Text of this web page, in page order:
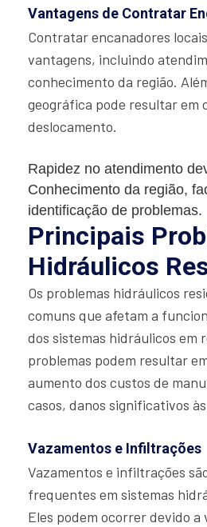
Vantagens de Contratar
Contratar encanadores
vantagens, incluindo
conhecimento da região.
geográfica pode resultar em
deslocamento.
Rapidez no atendimento
Conhecimento da região,
identificação de problemas.
Principais
Hidráulicos
Os problemas hidráulicos
comuns que afetam a
dos sistemas hidráulicos em
problemas podem resultar
aumento dos custos de
casos, danos significativos
Vazamentos e Infiltrações
Vazamentos e infiltrações
frequentes em sistemas
Eles podem ocorrer devido a